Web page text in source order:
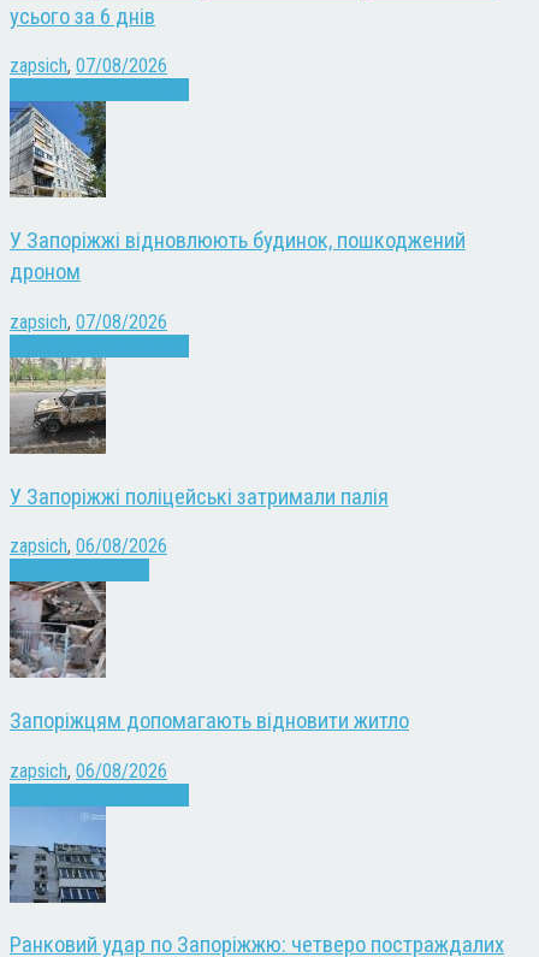
усього за 6 днів
zapsich, 07/08/2026
У Запоріжжі відновлюють будинок, пошкоджений
дроном
zapsich, 07/08/2026
У Запоріжжі поліцейські затримали палія
zapsich, 06/08/2026
Запоріжцям допомагають відновити житло
zapsich, 06/08/2026
Ранковий удар по Запоріжжю: четверо постраждалих